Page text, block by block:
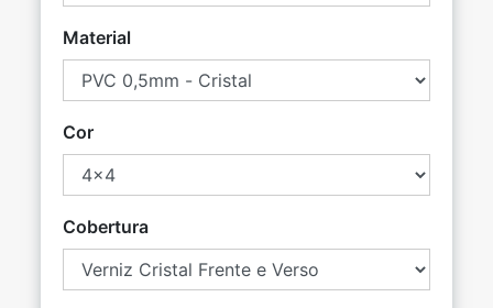
Material
Cor
Cobertura